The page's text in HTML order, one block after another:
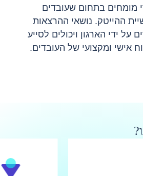
מומחים בתחום שעובדים
ההייטק. נושאי ההרצאות
על ידי הארגון ויכולים לסייע
אישי ומקצועי של העובדים.